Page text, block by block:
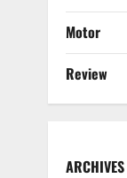
Motor
Review
ARCHIVES